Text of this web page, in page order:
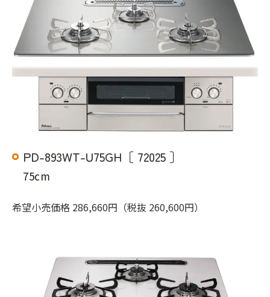
PD-893WT-U75GH［ 72025 ］
75cm
希望小売価格 286,660円（税抜 260,600円）